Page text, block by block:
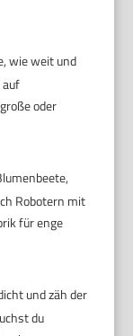
wie weit und
auf
oder
Robotern mit
für enge
und zäh der
du